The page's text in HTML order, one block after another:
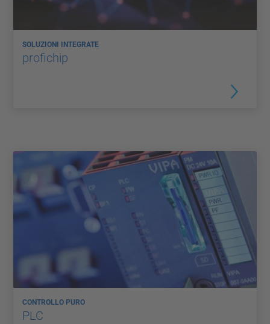
SOLUZIONI INTEGRATE
profichip
CONTROLLO PURO
PLC